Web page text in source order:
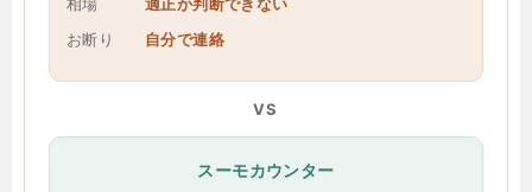
お断り
自分で連絡
VS
スーモカウンター